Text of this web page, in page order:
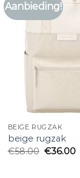
Aanbieding!
BEIGE RUGZAK
beige rugzak
€58.00 €36.00